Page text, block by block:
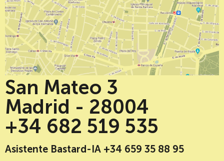
San Mateo 3
Madrid - 28004
+34 682 519 535
Asistente Bastard-IA +34 659 35 88 95